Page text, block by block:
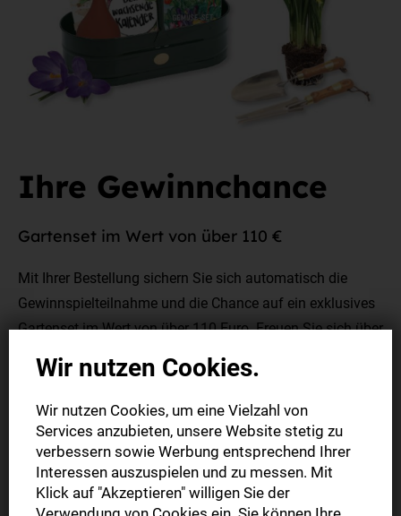
Ihre Gewinnchance
Gartenset im Wert von über 110 €
Mit Ihrer Bestellung sichern Sie sich automatisch die
Gewinnspielteilnahme und die Chance auf ein exklusives
Gartenset im Wert von über 110 Euro. Freuen Sie sich über
- Ein5in1 Unkrautstecher
und eine Handschaufel im
klassischen englischen Stil aus Edelstahl
- EineBallbrausezur sanften Befeuchtung des Saatgutes
- EinGemüse-Anzuchtsetvon Plantura, das aus Samen,
Substrat & Mini-Gewächshaus besteht
Wir nutzen Cookies.
Wir nutzen Cookies, um eine Vielzahl von
Services anzubieten, unsere Website stetig zu
verbessern sowie Werbung entsprechend Ihrer
Interessen auszuspielen und zu messen. Mit
Klick auf "Akzeptieren" willigen Sie der